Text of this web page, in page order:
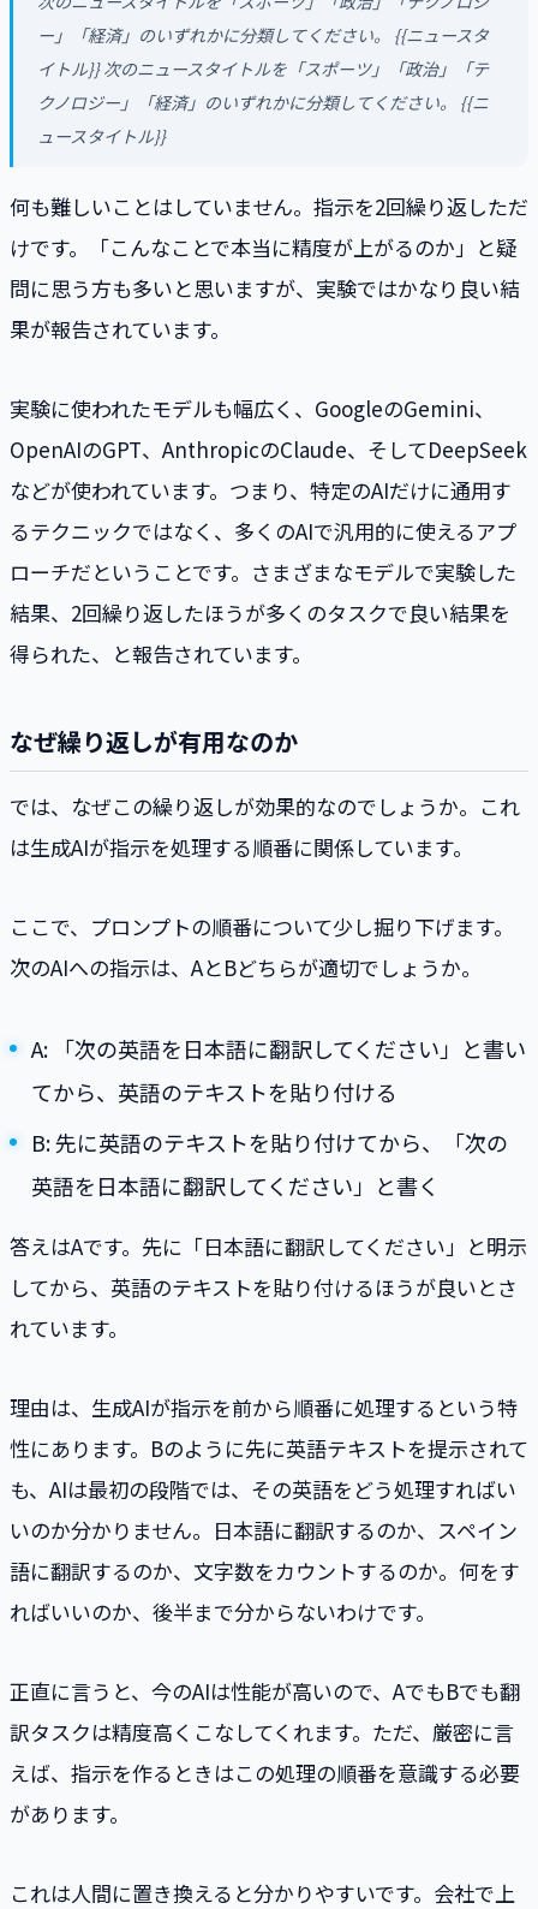
ー」「経済」のいずれかに分類してください。 {{ニュースタ
イトル}} 次のニュースタイトルを「スポーツ」「政治」「テ
クノロジー」「経済」のいずれかに分類してください。 {{ニ
ュースタイトル}}
何も難しいことはしていません。指示を2回繰り返しただ
けです。「こんなことで本当に精度が上がるのか」と疑
問に思う方も多いと思いますが、実験ではかなり良い結
果が報告されています。
実験に使われたモデルも幅広く、GoogleのGemini、
OpenAIのGPT、AnthropicのClaude、そしてDeepSeek
などが使われています。つまり、特定のAIだけに通用す
るテクニックではなく、多くのAIで汎用的に使えるアプ
ローチだということです。さまざまなモデルで実験した
結果、2回繰り返したほうが多くのタスクで良い結果を
得られた、と報告されています。
なぜ繰り返しが有用なのか
では、なぜこの繰り返しが効果的なのでしょうか。これ
は生成AIが指示を処理する順番に関係しています。
ここで、プロンプトの順番について少し掘り下げます。
次のAIへの指示は、AとBどちらが適切でしょうか。
A: 「次の英語を日本語に翻訳してください」と書い
てから、英語のテキストを貼り付ける
B: 先に英語のテキストを貼り付けてから、「次の
英語を日本語に翻訳してください」と書く
答えはAです。先に「日本語に翻訳してください」と明示
してから、英語のテキストを貼り付けるほうが良いとさ
れています。
理由は、生成AIが指示を前から順番に処理するという特
性にあります。Bのように先に英語テキストを提示されて
も、AIは最初の段階では、その英語をどう処理すればい
いのか分かりません。日本語に翻訳するのか、スペイン
語に翻訳するのか、文字数をカウントするのか。何をす
ればいいのか、後半まで分からないわけです。
正直に言うと、今のAIは性能が高いので、AでもBでも翻
訳タスクは精度高くこなしてくれます。ただ、厳密に言
えば、指示を作るときはこの処理の順番を意識する必要
があります。
これは人間に置き換えると分かりやすいです。会社で上